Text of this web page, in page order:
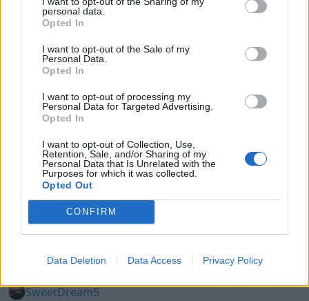
personal data.
Opted In
I want to opt-out of the Sale of my
Personal Data.
Opted In
I want to opt-out of processing my
Personal Data for Targeted Advertising.
Opted In
I want to opt-out of Collection, Use,
Retention, Sale, and/or Sharing of my
Personal Data that Is Unrelated with the
Purposes for which it was collected.
Opted Out
CONFIRM
Data Deletion Data Access Privacy Policy
Persson222
SweetDream5